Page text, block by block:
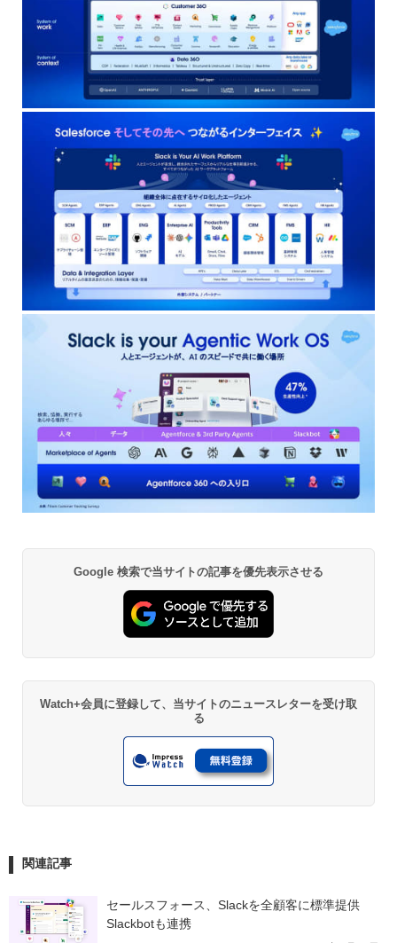
Google 検索で当サイトの記事を優先表示させる
Watch+会員に登録して、当サイトのニュースレターを受け取
る
関連記事
セールスフォース、Slackを全顧客に標準提供
Slackbotも連携